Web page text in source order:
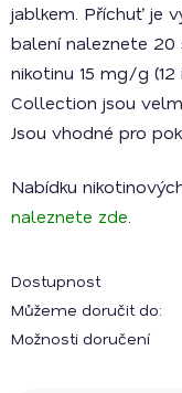
jablkem. Příchuť je
balení naleznete 20
nikotinu 15 mg/g
Collection jsou
Jsou vhodné pro
Nabídku
naleznete zde
Dostupnost
Můžeme doručit do:
Možnosti doručení